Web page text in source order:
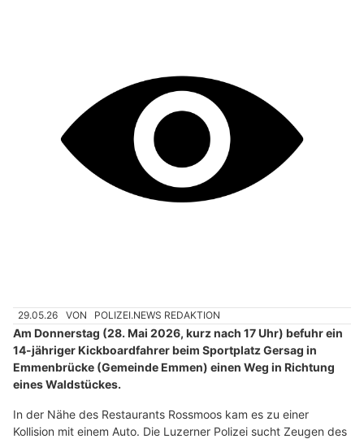
29.05.26 VON POLIZEI.NEWS REDAKTION
Am Donnerstag (28. Mai 2026, kurz nach 17 Uhr) befuhr ein
14-jähriger Kickboardfahrer beim Sportplatz Gersag in
Emmenbrücke (Gemeinde Emmen) einen Weg in Richtung
eines Waldstückes.
In der Nähe des Restaurants Rossmoos kam es zu einer
Kollision mit einem Auto. Die Luzerner Polizei sucht Zeugen des